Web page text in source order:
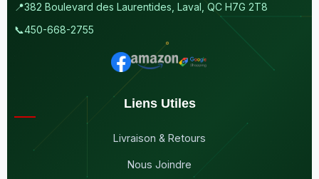
📍382 Boulevard des Laurentides, Laval, QC H7G 2T8
📞450-668-2755
Liens Utiles
Livraison & Retours
Nous Joindre